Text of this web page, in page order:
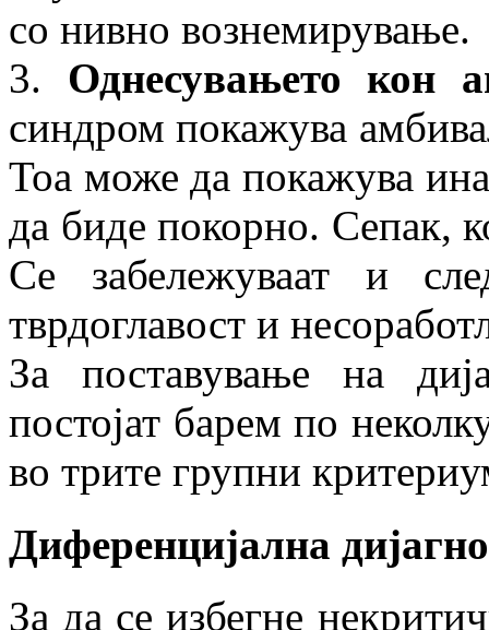
со нивно вознемирување.
3. Однесувањето кон
синдром покажува
Тоа може да покажува
да биде покорно. Сепак,
Се забележуваат и
тврдоглавост и
За поставување на
постојат барем по
во трите групни
Диференцијална
За да се избегне